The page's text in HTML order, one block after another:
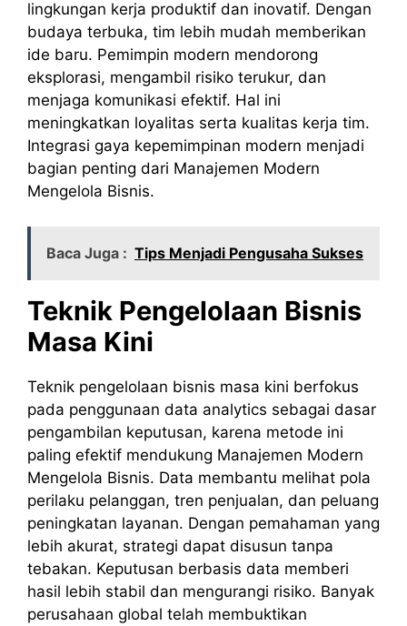
lingkungan kerja produktif dan inovatif. Dengan
budaya terbuka, tim lebih mudah memberikan
ide baru. Pemimpin modern mendorong
eksplorasi, mengambil risiko terukur, dan
menjaga komunikasi efektif. Hal ini
meningkatkan loyalitas serta kualitas kerja tim.
Integrasi gaya kepemimpinan modern menjadi
bagian penting dari Manajemen Modern
Mengelola Bisnis.
Baca Juga : Tips Menjadi Pengusaha Sukses
Teknik Pengelolaan Bisnis
Masa Kini
Teknik pengelolaan bisnis masa kini berfokus
pada penggunaan data analytics sebagai dasar
pengambilan keputusan, karena metode ini
paling efektif mendukung Manajemen Modern
Mengelola Bisnis. Data membantu melihat pola
perilaku pelanggan, tren penjualan, dan peluang
peningkatan layanan. Dengan pemahaman yang
lebih akurat, strategi dapat disusun tanpa
tebakan. Keputusan berbasis data memberi
hasil lebih stabil dan mengurangi risiko. Banyak
perusahaan global telah membuktikan